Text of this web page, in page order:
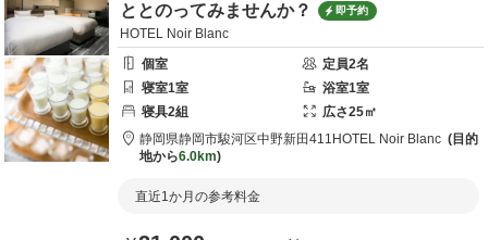
ととのってみませんか？
即予約
HOTEL Noir Blanc
個室
定員2名
寝室1室 浴室1室
寝具2組 広さ25㎡
静岡県静岡市駿河区中野新田411 HOTEL Noir Blanc
目的
地から6.0km
直近1か月の参考料金